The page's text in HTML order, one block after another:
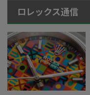
ロレックス通信